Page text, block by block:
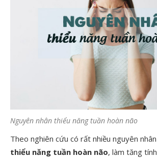
Nguyên nhân thiểu năng tuần hoàn não
Theo nghiên cứu có rất nhiều nguyên
thiểu năng tuần hoàn não, làm tăng